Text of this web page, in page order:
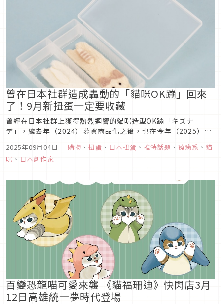
曾在日本社群造成轟動的「貓咪OK蹦」回來
了！9月新扭蛋一定要收藏
曾經在日本社群上獲得熱烈迴響的貓咪造型OK蹦「キズナ
デ」，繼去年（2024）募資商品化之後，也在今年（2025）迎
喵療癒的人，可要把握這次的機會入手扭蛋。
2025年09月04日 ｜ 購物 、 扭蛋 、 日本扭蛋 、 推特話題 、 療癒系 、 貓
咪 、 日本創作家
百變恐龍喵可愛來襲 《貓福珊迪》快閃店3月
12日高雄統一夢時代登場